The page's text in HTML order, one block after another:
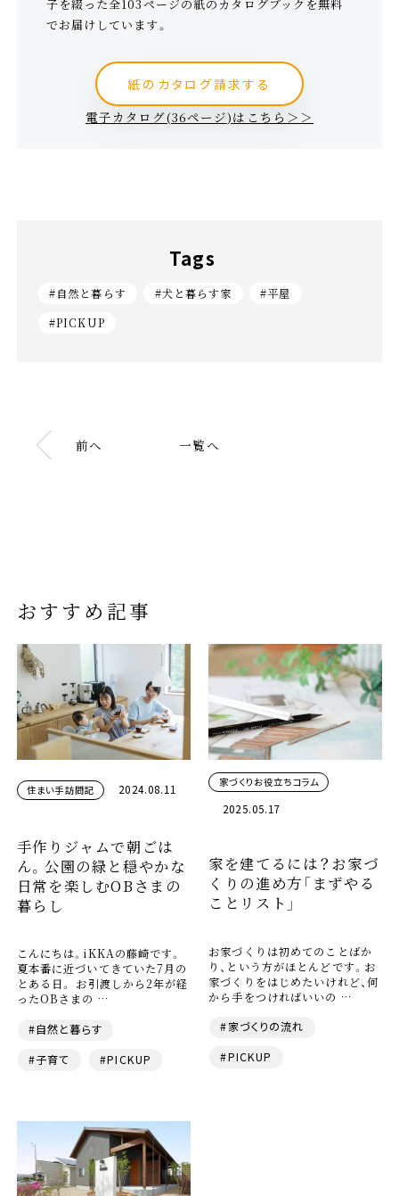
子を綴った全103ページの紙のカタログブックを無料
でお届けしています。
紙のカタログ請求する
電子カタログ(36ページ)はこちら＞＞
Tags
#自然と暮らす #犬と暮らす家
#平屋
#PICKUP
前へ 一覧へ
おすすめ記事
住まい手訪問記 2024.08.11
手作りジャムで朝ごは
ん。公園の緑と穏やかな
日常を楽しむOBさまの
暮らし
こんにちは。iKKAの藤崎です。
夏本番に近づいてきていた7月の
とある日。 お引渡しから2年が経
ったOBさまの …
#自然と暮らす
#子育て
#PICKUP
家づくりお役立ちコラム
2025.05.17
家を建てるには？お家づ
くりの進め方「まずやる
ことリスト」
お家づくりは初めてのことばか
り、という方がほとんどです。お
家づくりをはじめたいけれど、何
から手をつければいいの …
#家づくりの流れ
#PICKUP